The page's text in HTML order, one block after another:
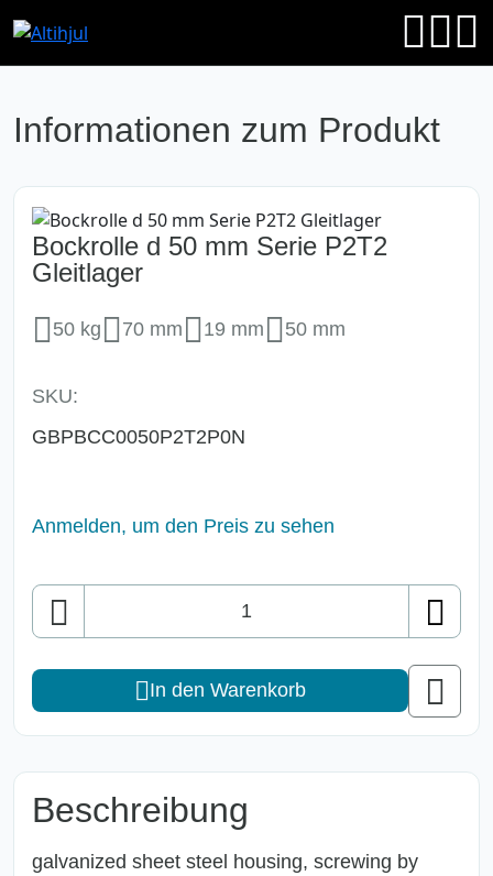
Informationen zum Produkt
Bockrolle d 50 mm Serie P2T2
Gleitlager
50 kg 70 mm 19 mm 50 mm
SKU:
GBPBCC0050P2T2P0N
Anmelden, um den Preis zu sehen
Anzahl
In den Warenkorb
Beschreibung
galvanized sheet steel housing, screwing by